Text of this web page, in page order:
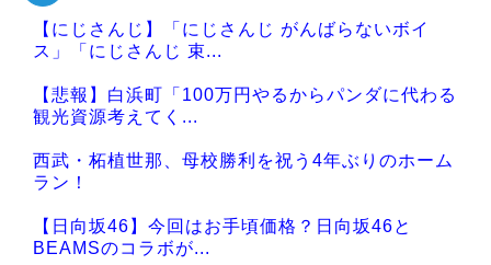
Powered by livedoor 相互RSS
【にじさんじ】「にじさんじ がんばらないボイ
ス」「にじさんじ 束...
【悲報】白浜町「100万円やるからパンダに代わる
観光資源考えてく...
西武・柘植世那、母校勝利を祝う4年ぶりのホーム
ラン！
【日向坂46】今回はお手頃価格？日向坂46と
BEAMSのコラボが...